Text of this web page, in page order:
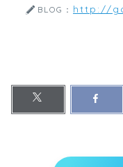
BLOG： http://